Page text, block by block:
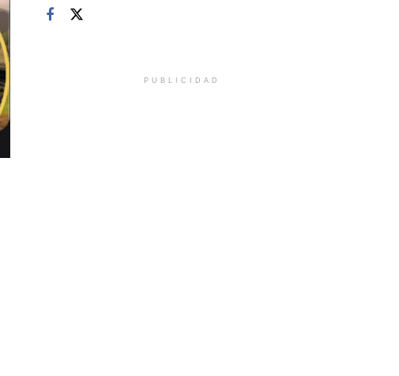
PUBLICIDAD